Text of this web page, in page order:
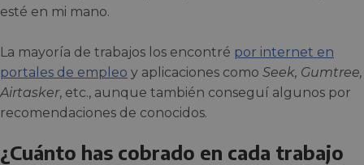
esté en mi mano.
La mayoría de trabajos los encontré por internet en
portales de empleo y aplicaciones como Seek, Gumtree,
Airtasker, etc., aunque también conseguí algunos por
recomendaciones de conocidos.
¿Cuánto has cobrado en cada trabajo